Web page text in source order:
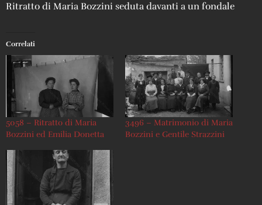
Ritratto di Maria Bozzini seduta davanti a un fondale
Correlati
5058 – Ritratto di Maria
Bozzini ed Emilia Donetta
3496 – Matrimonio di Maria
Bozzini e Gentile Strazzini